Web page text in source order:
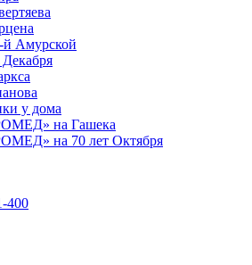
й Амурской
у дома
на Гашека
на 70 лет Октября
400